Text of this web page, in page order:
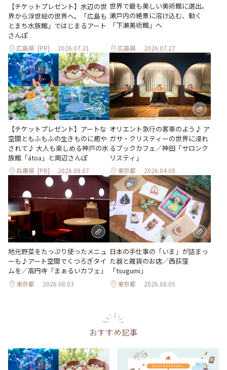
【チケットプレゼント】水辺の世
界から浮世絵の世界へ。「広島も
とまち水族館」ではじまるアート
さんぽ
広島県 [PR] 2026.07.31
世界で最も美しい美術館に選出。
瀬戸内の絶景に溶け込む、動く
「下瀬美術館」へ
広島県 2026.07.27
【チケットプレゼント】アートな
空間ともふもふの生きものに癒や
されて♪ 大人も楽しめる神戸の水
族館「átoa」と周辺さんぽ
兵庫県 [PR] 2026.08.07
オリエント急行の客車のよう♪ ア
ガサ・クリスティーの世界に浸れ
るブックカフェ／神田「サロンク
リスティ」
東京都 2026.04.08
地元野菜をたっぷり使ったメニュ
ーも♪アート空間でくつろぎタイ
ムを／高円寺「まぁるいカフェ」
東京都 2026.08.03
日本の手仕事の「いま」が詰まっ
た器と雑貨のお店／西荻窪
「tsugumi」
東京都 2026.08.05
おすすめ記事